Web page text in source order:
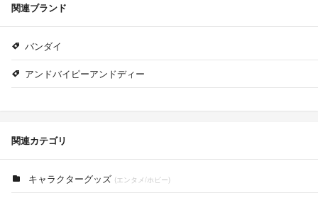
関連ブランド
バンダイ
アンドバイピーアンドディー
関連カテゴリ
キャラクターグッズ (エンタメ/ホビー)